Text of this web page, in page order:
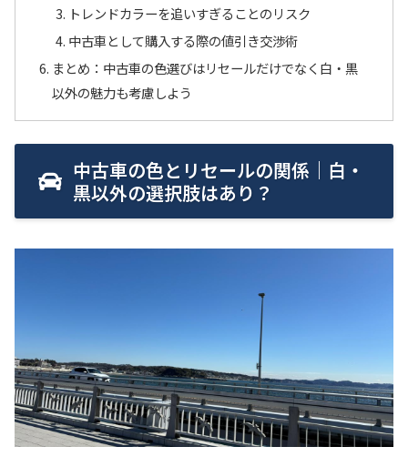
トレンドカラーを追いすぎることのリスク
中古車として購入する際の値引き交渉術
まとめ：中古車の色選びはリセールだけでなく白・黒
以外の魅力も考慮しよう
中古車の色とリセールの関係｜白・
黒以外の選択肢はあり？